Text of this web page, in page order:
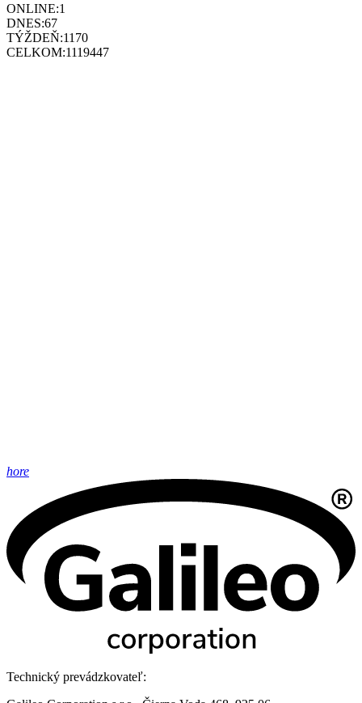
ONLINE:1
DNES:67
TÝŽDEŇ:1170
CELKOM:1119447
hore
Technický prevádzkovateľ: